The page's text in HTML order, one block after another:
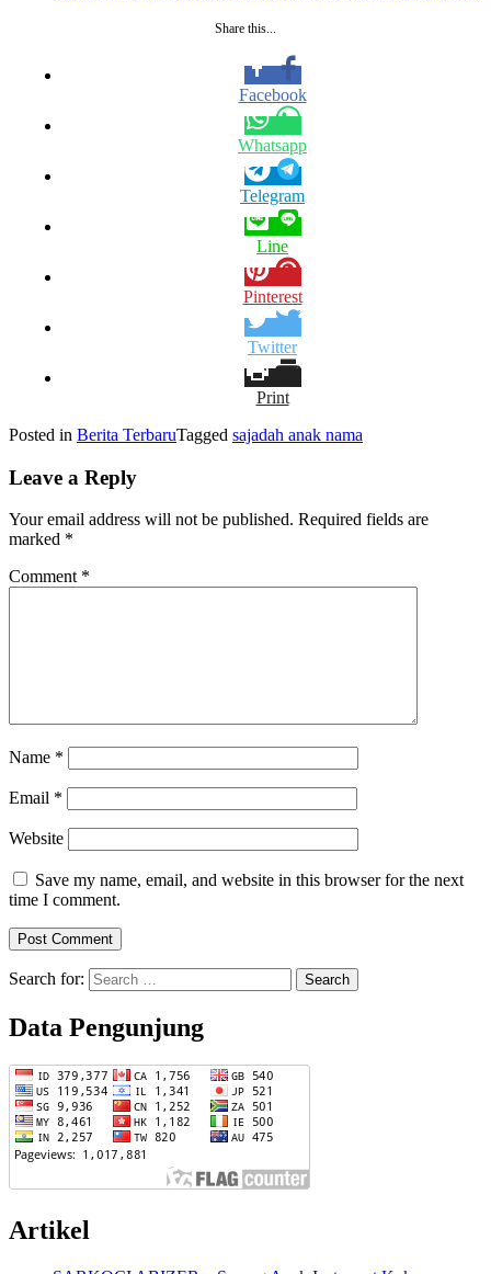
Share this...
Facebook
Whatsapp
Telegram
Line
Pinterest
Twitter
Print
Posted in Berita TerbaruTagged sajadah anak nama
Leave a Reply
Your email address will not be published. Required fields are
marked *
Comment *
Name *
Email *
Website
Save my name, email, and website in this browser for the next
time I comment.
Search for:
Data Pengunjung
Artikel